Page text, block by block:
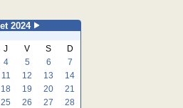
2024
J V S
D
4 5 6
7
11 12 13
14
18 19 20
21
25 26 27
28